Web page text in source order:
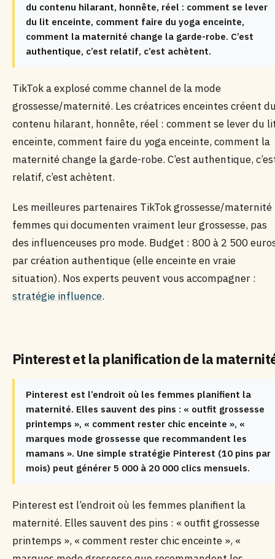
du contenu hilarant, honnête, réel : comment se lever
du lit enceinte, comment faire du yoga enceinte,
comment la maternité change la garde-robe. C’est
authentique, c’est relatif, c’est achètent.
TikTok a explosé comme channel de la mode
grossesse/maternité. Les créatrices enceintes créent
contenu hilarant, honnête, réel : comment se lever du
enceinte, comment faire du yoga enceinte, comment la
maternité change la garde-robe. C’est authentique,
relatif, c’est achètent.
Les meilleures partenaires TikTok grossesse/maternité
femmes qui documenten vraiment leur grossesse, pas
des influenceuses pro mode. Budget : 800 à 2 500
par création authentique (elle enceinte en vraie
situation). Nos experts peuvent vous accompagner :
stratégie influence.
Pinterest et la planification de la
Pinterest est l’endroit où les femmes planifient la
maternité. Elles sauvent des pins : « outfit grossesse
printemps », « comment rester chic enceinte », «
marques mode grossesse que recommandent les
mamans ». Une simple stratégie Pinterest (10 pins par
mois) peut générer 5 000 à 20 000 clics mensuels.
Pinterest est l’endroit où les femmes planifient la
maternité. Elles sauvent des pins : « outfit grossesse
printemps », « comment rester chic enceinte », «